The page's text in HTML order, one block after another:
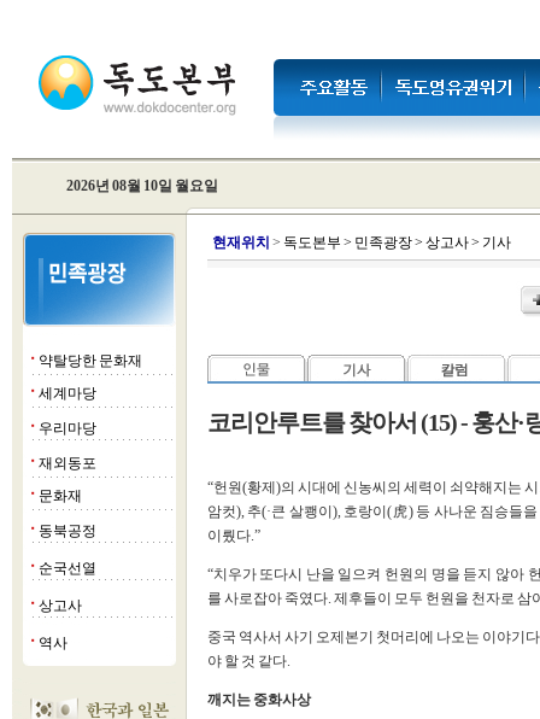
2026년 08월 10일 월요일
■ 약탈당한 문화재
■ 세계마당
■ 우리마당
■ 재외동포
■ 문화재
■ 동북공정
■ 순국선열
■ 상고사
■ 역사
현재위치 > 독도본부 > 민족광장> 상고사> 기사
코리안루트를 찾아서 (15) - 훙산
“헌원(황제)의 시대에 신농씨의 세력이 쇠약해지는
암컷), 추(·큰 살쾡이), 호랑이(虎) 등 사나운 짐승들
이뤘다.”
“치우가 또다시 난을 일으켜 헌원의 명을 듣지 않아
를 사로잡아 죽였다. 제후들이 모두 헌원을 천자로
중국 역사서 사기 오제본기 첫머리에 나오는 이야기
야 할 것 같다.
깨지는 중화사상